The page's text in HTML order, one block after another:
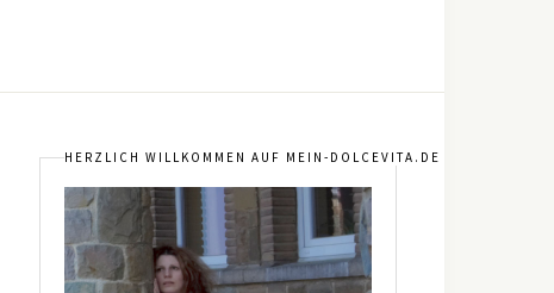
HERZLICH WILLKOMMEN AUF MEIN-DOLCEVITA.DE